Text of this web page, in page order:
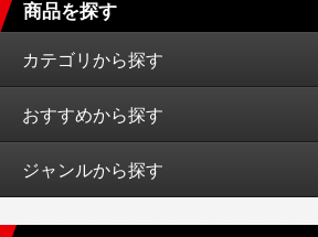
商品を探す
カテゴリから探す
おすすめから探す
ジャンルから探す